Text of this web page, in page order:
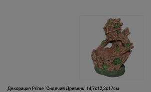
Декорация Prime "Сидячий Древень" 14,7х12,2х17см